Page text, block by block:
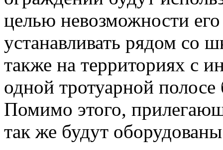
целью невозможности
устанавливать рядом со
также на территориях с
одной тротуарной полосе
Помимо этого,
так же будут